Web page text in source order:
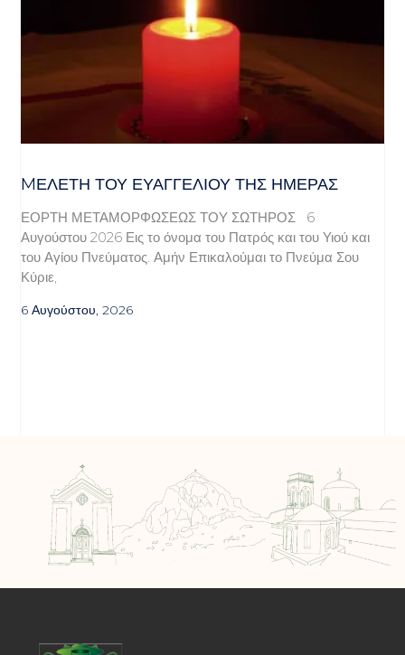
MΕΛΈΤΗ ΤΟΥ ΕΥΑΓΓΕΛΊΟΥ ΤΗΣ ΗΜΈΡΑΣ
ΕΟΡΤΗ ΜΕΤΑΜΟΡΦΩΣΕΩΣ ΤΟΥ ΣΩΤΗΡΟΣ 6
Αυγούστου 2026 Εις το όνομα του Πατρός και του Υιού και
του Αγίου Πνεύματος. Αμήν Επικαλούμαι το Πνεύμα Σου
Κύριε,
6 Αυγούστου, 2026